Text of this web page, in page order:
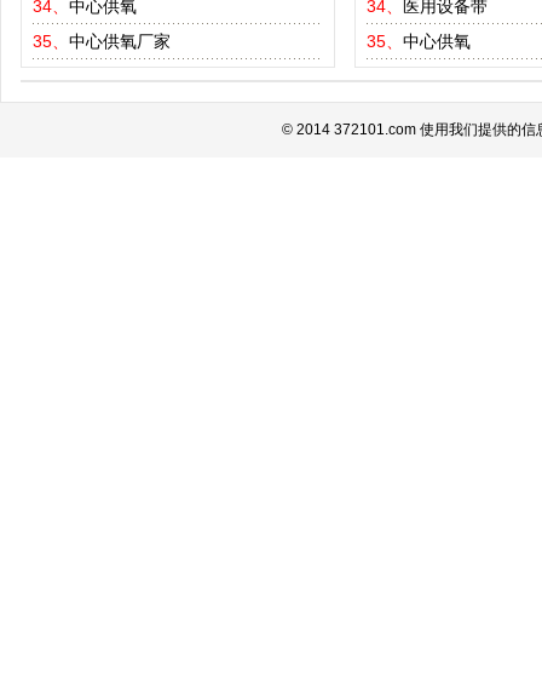
34、 中心供氧
35、 中心供氧厂家
34、
医用设备带
35、 中心供氧
© 2014 372101.com 使用我们提供的信